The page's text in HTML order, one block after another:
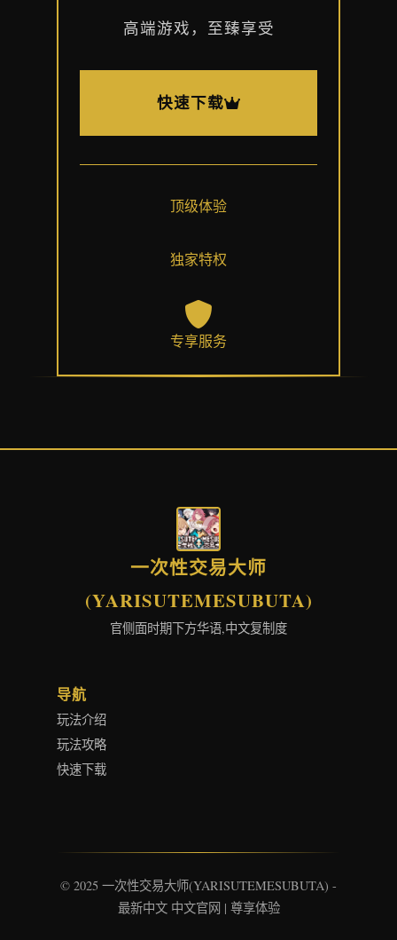
高端游戏，至臻享受
快速下载
顶级体验
独家特权
专享服务
一次性交易大师
(YARISUTEMESUBUTA)
官侧面时期下方华语,中文复制度
导航
玩法介绍
玩法攻略
快速下载
© 2025 一次性交易大师(YARISUTEMESUBUTA) -
最新中文 中文官网 | 尊享体验